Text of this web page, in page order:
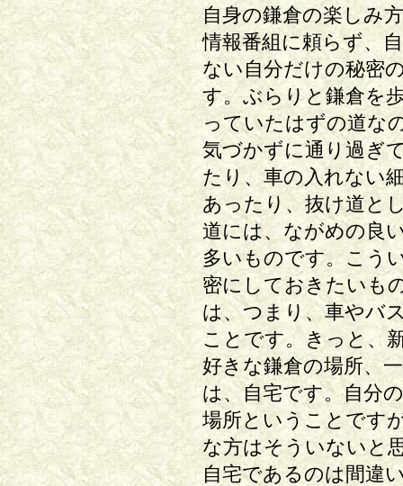
自身の鎌倉の楽しみ
情報番組に頼らず、
ない自分だけの秘密
す。ぶらりと鎌倉を
っていたはずの道な
気づかずに通り過ぎ
たり、車の入れない
あったり、抜け道と
道には、ながめの良
多いものです。こう
密にしておきたいも
は、つまり、車やバ
ことです。きっと
好きな鎌倉の場所、
は、自宅です。自分
場所ということです
な方はそういないと
自宅であるのは間違